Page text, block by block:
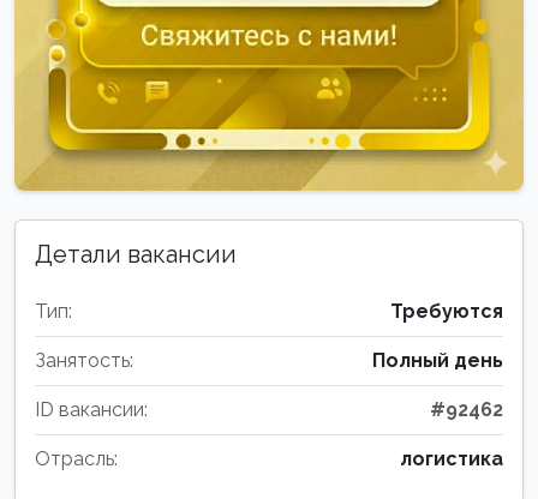
Детали вакансии
Тип: Требуются
Занятость: Полный день
ID вакансии: #92462
Отрасль: логистика